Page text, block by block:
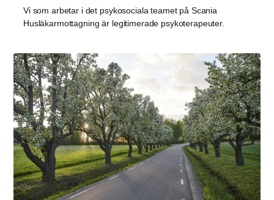
Vi som arbetar i det psykosociala teamet på Scania
Husläkarmottagning är legitimerade psykoterapeuter.